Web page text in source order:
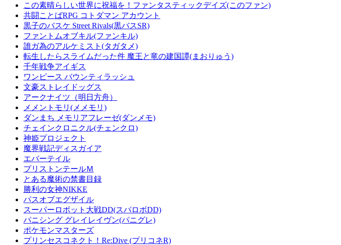
この素晴らしい世界に祝福を！ファンタスティックデイズ(このファン)
共闘ことばRPG コトダマン アカウント
黒子のバスケ Street Rivals(黒バスSR)
ファントムオブキル(ファンキル)
誰ガ為のアルケミスト(タガタメ)
転生したらスライムだった件 魔王と竜の建国譚(まおりゅう)
千年戦争アイギス
ワンピース バウンティラッシュ
文豪ストレイドッグス
アークナイツ（明日方舟）
メメントモリ(メメモリ)
ダンまち メモリアフレーゼ(ダンメモ)
チェインクロニクル(チェンクロ)
神姫プロジェクト
魔界戦記ディスガイア
エバーテイル
プリストンテールＭ
とある魔術の禁書目録
勝利の女神NIKKE
パスオブエグザイル
スーパーロボット大戦DD(スパロボDD)
パニシング グレイレイヴン(パニグレ)
ポケモンマスターズ
プリンセスコネクト！Re:Dive (プリコネR)